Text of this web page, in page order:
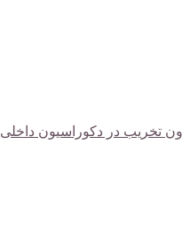
تخریب در دکوراسیون داخلی